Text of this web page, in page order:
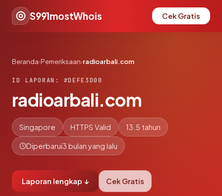
S991mostWhois Cek Gratis
Beranda›Pemeriksaan›radioarbali.com
ID LAPORAN: #DEFE3D00
radioarbali.com
Singapore HTTPS Valid 13.5 tahun
Diperbarui3 bulan yang lalu
Laporan lengkap ↓ Cek Gratis